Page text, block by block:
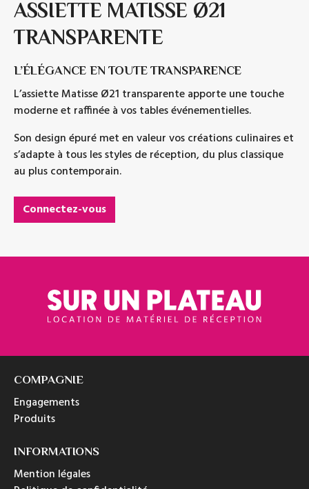
ASSIETTE MATISSE Ø21
TRANSPARENTE
L’ÉLÉGANCE EN TOUTE TRANSPARENCE
L’assiette Matisse Ø21 transparente apporte une touche
moderne et raffinée à vos tables événementielles.
Son design épuré met en valeur vos créations culinaires et
s’adapte à tous les styles de réception, du plus classique
au plus contemporain.
Connectez-vous
COMPAGNIE
Engagements
Produits
INFORMATIONS
Mention légales